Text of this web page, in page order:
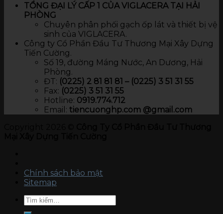
TỔNG ĐẠI LÝ CẤP 1 CỦA VIGLACERA TẠI HẢI
PHÒNG
Chuyên phân phối gạch ốp lát và thiết bị vệ
sinh của VIGLACERA.
Công ty Cổ Phần Đầu Tư Thương Mại Xây Dựng
Tiến Cường.
Số 19, đường Máng Nước, An Dương, Hải
Phòng.
ĐT: (0225) 2 81 81 81 – (0225) 3 51 31 55
Fax: (0225) 3 51 31 55
Hotline: 0919.774.712​
Email: tiencuonghp.com @gmail.com
Chính sách bảo mật
Sitemap
Tìm
kiếm: